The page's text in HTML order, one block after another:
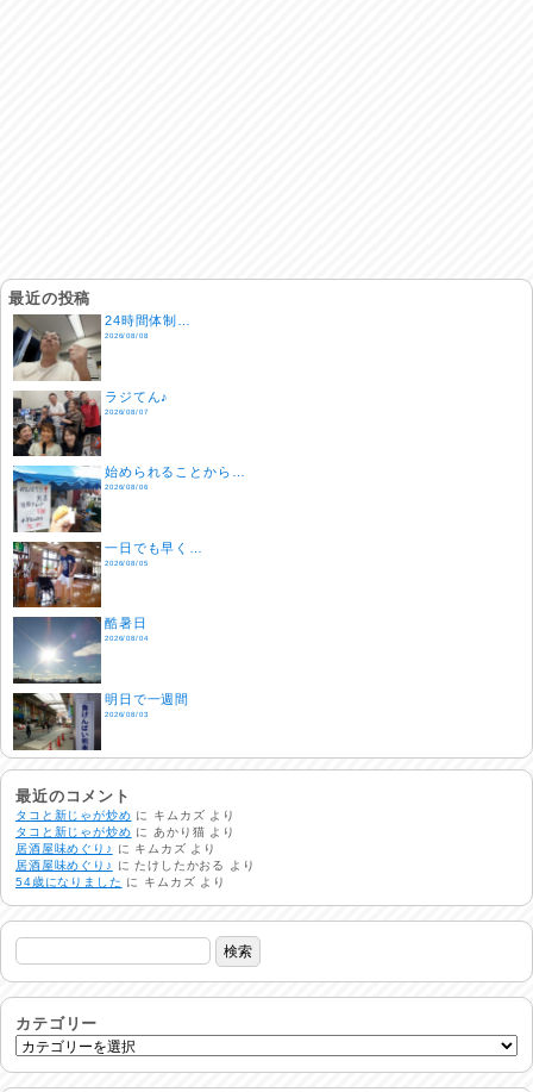
最近の投稿
24時間体制…
2026/08/08
ラジてん♪
2026/08/07
始められることから…
2026/08/06
一日でも早く…
2026/08/05
酷暑日
2026/08/04
明日で一週間
2026/08/03
熱中症注意
2026/08/02
非常時には…
2026/08/01
生活支援情報
2026/07/31
24時間体制
命を守る行動を…
最近のコメント
タコと新じゃが炒め に キムカズ より
タコと新じゃが炒め に あかり猫 より
居酒屋味めぐり♪
に キムカズ より
居酒屋味めぐり♪
にたけしたかおる
より
54歳になりました に キムカズ より
カテゴリー